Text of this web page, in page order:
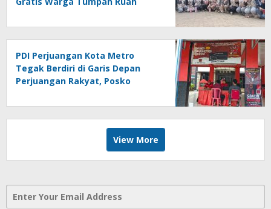
PDI Perjuangan Kota Metro
Tegak Berdiri di Garis Depan
Perjuangan Rakyat, Posko
Jumat, BBHAR Siap Dibentuk
View More